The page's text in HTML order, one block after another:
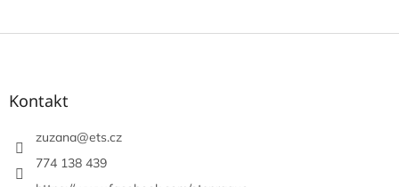
F
Kontakt
zuzana@ets.cz
774 138 439